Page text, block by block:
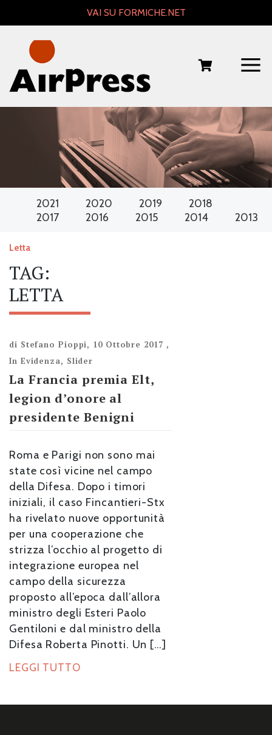
VAI SU FORMICHE.NET
2021 2020 2019
2018
2017
2016 2015 2014 2013
Letta
TAG:
LETTA
di Stefano Pioppi, 10 Ottobre 2017 ,
In Evidenza, Slider
La Francia premia Elt,
legion d’onore al
presidente Benigni
Roma e Parigi non sono mai
state così vicine nel campo
della Difesa. Dopo i timori
iniziali, il caso Fincantieri-Stx
ha rivelato nuove opportunità
per una cooperazione che
strizza l’occhio al progetto di
integrazione europea nel
campo della sicurezza
proposto all’epoca dall’allora
ministro degli Esteri Paolo
Gentiloni e dal ministro della
Difesa Roberta Pinotti. Un […]
LEGGI TUTTO